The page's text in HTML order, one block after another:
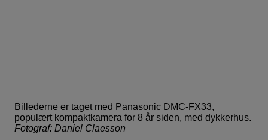
Billederne er taget med Panasonic DMC-FX33,
populært kompaktkamera for 8 år siden, med dykkerhus.
Fotograf: Daniel Claesson